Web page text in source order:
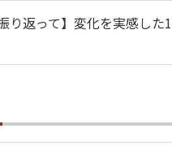
り返って】変化を実感した